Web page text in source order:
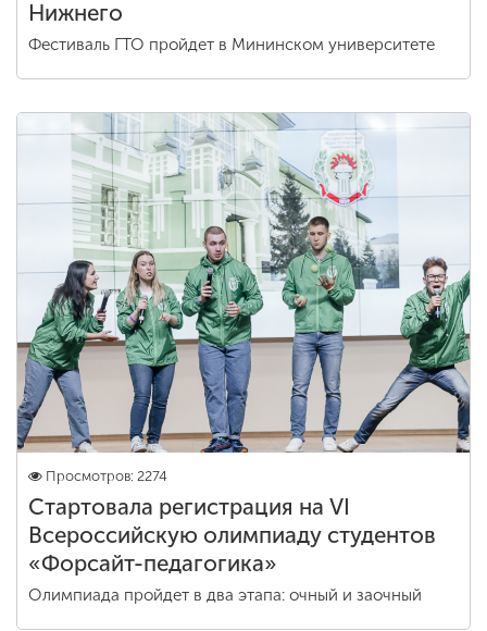
Нижнего
Фестиваль ГТО пройдет в Мининском университете
Просмотров: 2274
Стартовала регистрация на VI
Всероссийскую олимпиаду студентов
«Форсайт-педагогика»
Олимпиада пройдет в два этапа: очный и заочный